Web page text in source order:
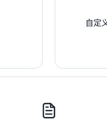
自定